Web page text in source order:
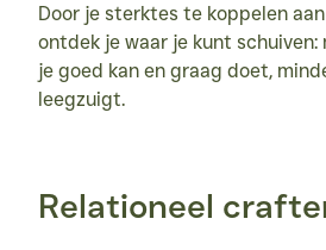
Door je sterktes te koppelen
ontdek je waar je kunt schuiven:
je goed kan en graag doet,
leegzuigt.
Relationeel